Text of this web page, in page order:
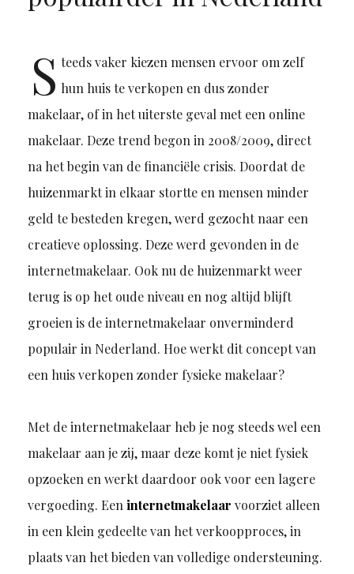
S teeds vaker kiezen mensen ervoor om zelf
hun huis te verkopen en dus zonder
makelaar, of in het uiterste geval met een online
makelaar. Deze trend begon in 2008/2009, direct
na het begin van de financiële crisis. Doordat de
huizenmarkt in elkaar stortte en mensen minder
geld te besteden kregen, werd gezocht naar een
creatieve oplossing. Deze werd gevonden in de
internetmakelaar. Ook nu de huizenmarkt weer
terug is op het oude niveau en nog altijd blijft
groeien is de internetmakelaar onverminderd
populair in Nederland. Hoe werkt dit concept van
een huis verkopen zonder fysieke makelaar?
Met de internetmakelaar heb je nog steeds wel een
makelaar aan je zij, maar deze komt je niet fysiek
opzoeken en werkt daardoor ook voor een lagere
vergoeding. Eeninternetmakelaar voorziet alleen
in een klein gedeelte van het verkoopproces, in
plaats van het bieden van volledige ondersteuning.